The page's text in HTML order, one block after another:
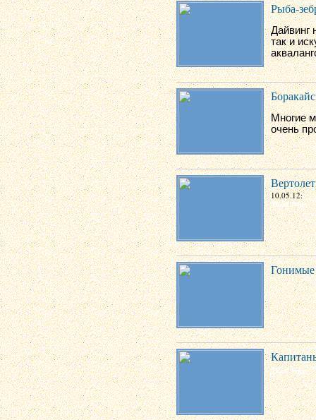
Рыба-
Дайвинг
так и
Многие
очень
10.05.12:
Гонимые